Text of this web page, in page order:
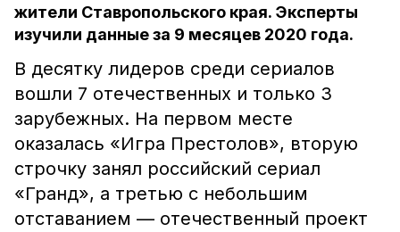
жители Ставропольского края. Эксперты
изучили данные за 9 месяцев 2020 года.
В десятку лидеров среди сериалов
вошли 7 отечественных и только 3
зарубежных. На первом месте
оказалась «Игра Престолов», вторую
строчку занял российский сериал
«Гранд», а третью с небольшим
отставанием — отечественный проект